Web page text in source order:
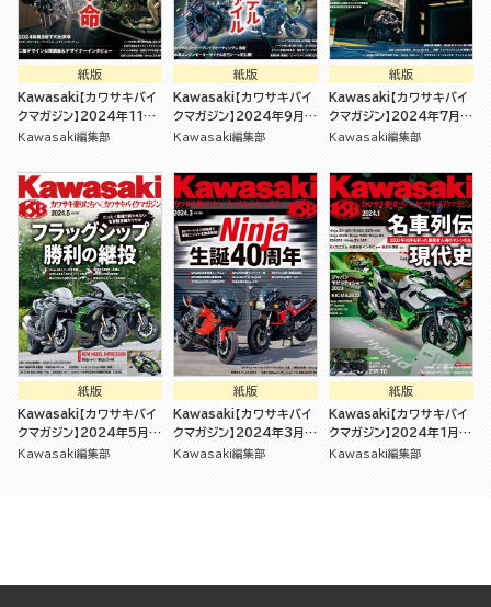
紙版
Kawasaki【カワサキバイ
クマガジン】2024年11月
号 [雑誌]
Kawasaki編集部
紙版
Kawasaki【カワサキバイ
クマガジン】2024年9月号
[雑誌]
Kawasaki編集部
紙版
Kawasaki【カワサキバイ
クマガジン】2024年7月号
[雑誌]
Kawasaki編集部
紙版
Kawasaki【カワサキバイ
クマガジン】2024年5月号
[雑誌]
Kawasaki編集部
紙版
Kawasaki【カワサキバイ
クマガジン】2024年3月号
[雑誌]
Kawasaki編集部
紙版
Kawasaki【カワサキバイ
クマガジン】2024年1月号
[雑誌]
Kawasaki編集部